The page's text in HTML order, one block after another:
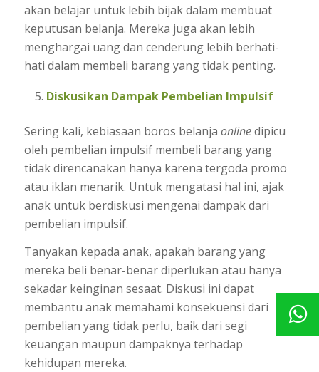
akan belajar untuk lebih bijak dalam membuat
keputusan belanja. Mereka juga akan lebih
menghargai uang dan cenderung lebih berhati-
hati dalam membeli barang yang tidak penting.
Diskusikan Dampak Pembelian Impulsif
Sering kali, kebiasaan boros belanja onlinedipicu
oleh pembelian impulsif membeli barang yang
tidak direncanakan hanya karena tergoda promo
atau iklan menarik. Untuk mengatasi hal ini, ajak
anak untuk berdiskusi mengenai dampak dari
pembelian impulsif.
Tanyakan kepada anak, apakah barang yang
mereka beli benar-benar diperlukan atau hanya
sekadar keinginan sesaat. Diskusi ini dapat
membantu anak memahami konsekuensi dari
pembelian yang tidak perlu, baik dari segi
keuangan maupun dampaknya terhadap
kehidupan mereka.